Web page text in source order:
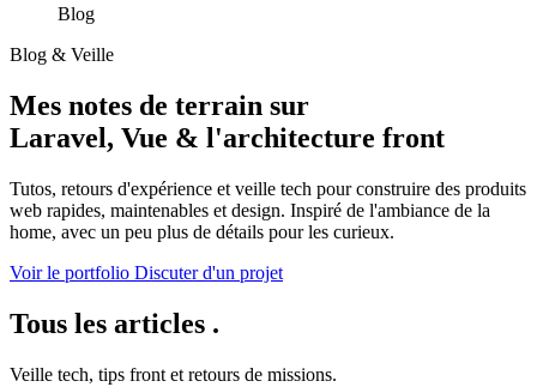
Blog
Blog & Veille
Mes notes de terrain sur
Laravel, Vue & l'architecture front
Tutos, retours d'expérience et veille tech pour construire des produits
web rapides, maintenables et design. Inspiré de l'ambiance de la
home, avec un peu plus de détails pour les curieux.
Voir le portfolio Discuter d'un projet
Tous les articles .
Veille tech, tips front et retours de missions.